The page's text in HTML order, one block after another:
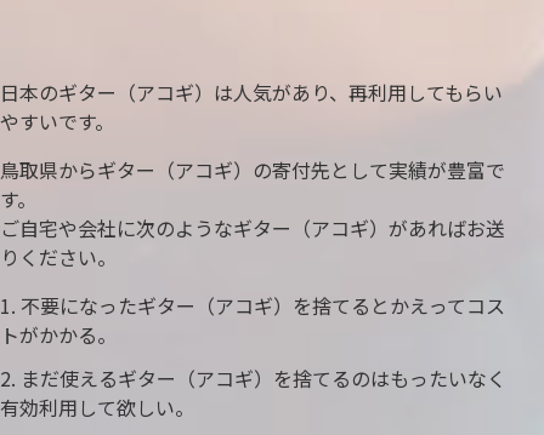
日本のギター（アコギ）は人気があり、再利用してもらい
やすいです。
鳥取県からギター（アコギ）の寄付先として実績が豊富で
す。
ご自宅や会社に次のようなギター（アコギ）があればお送
りください。
不要になったギター（アコギ）を捨てるとかえってコス
トがかかる。
まだ使えるギター（アコギ）を捨てるのはもったいなく
有効利用して欲しい。